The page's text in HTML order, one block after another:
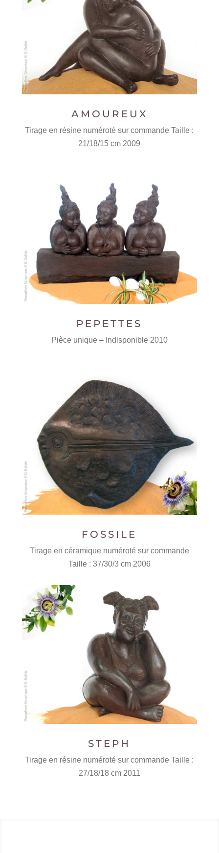
AMOUREUX
Tirage en résine numéroté sur commande Taille :
21/18/15 cm 2009
PEPETTES
Pièce unique – Indisponible 2010
FOSSILE
Tirage en céramique numéroté sur commande
Taille : 37/30/3 cm 2006
STEPH
Tirage en résine numéroté sur commande Taille :
27/18/18 cm 2011